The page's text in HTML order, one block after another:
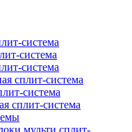
система
система
система
сплит-система
система
сплит-система
мульти сплит-